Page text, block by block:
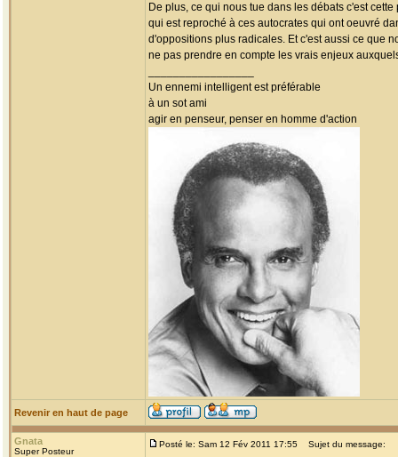
De plus, ce qui nous tue dans les débats c'est
qui est reproché à ces autocrates qui ont oeuvré
d'oppositions plus radicales. Et c'est aussi ce que
ne pas prendre en compte les vrais enjeux
Un ennemi intelligent est préférable
à un sot ami
agir en penseur, penser en homme d'action
Revenir en haut de page
Gnata
Super Posteur
Posté le: Sam 12 Fév 2011 17:55 Sujet du message: